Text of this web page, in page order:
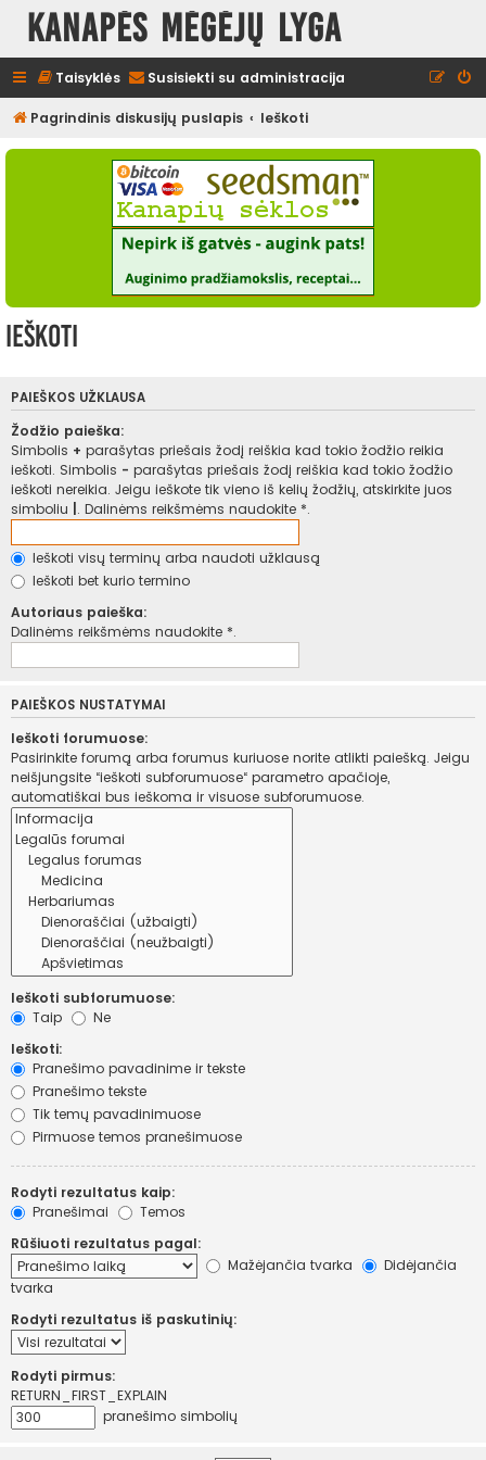
Kanapės mėgėjų lyga
Taisyklės Susisiekti su administracija
Pagrindinis diskusijų puslapis Ieškoti
Ieškoti
PAIEŠKOS UŽKLAUSA
Žodžio paieška:
Simbolis + parašytas priešais žodį reiškia kad tokio žodžio reikia
ieškoti. Simbolis - parašytas priešais žodį reiškia kad tokio žodžio
ieškoti nereikia. Jeigu ieškote tik vieno iš kelių žodžių, atskirkite juos
simboliu . Dalinėms reikšmėms naudokite *.
Ieškoti visų terminų arba naudoti užklausą
Ieškoti bet kurio termino
Autoriaus paieška:
Dalinėms reikšmėms naudokite *.
PAIEŠKOS NUSTATYMAI
Ieškoti forumuose:
Pasirinkite forumą arba forumus kuriuose norite atlikti paiešką. Jeigu
neišjungsite “ieškoti subforumuose“ parametro apačioje,
automatiškai bus ieškoma ir visuose subforumuose.
Ieškoti subforumuose:
Taip
Ne
Ieškoti:
Pranešimo pavadinime ir tekste
Pranešimo tekste
Tik temų pavadinimuose
Pirmuose temos pranešimuose
Rodyti rezultatus kaip:
Pranešimai
Temos
Rūšiuoti rezultatus pagal:
Mažėjančia tvarka
Didėjančia
tvarka
Rodyti rezultatus iš paskutinių:
Rodyti pirmus:
RETURN_FIRST_EXPLAIN
pranešimo simbolių